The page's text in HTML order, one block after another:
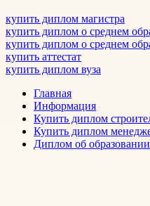
купить диплом магистра
купить диплом о среднем
купить диплом о среднем
купить аттестат
купить диплом вуза
Главная
Информация
Купить диплом
Купить диплом
Диплом об